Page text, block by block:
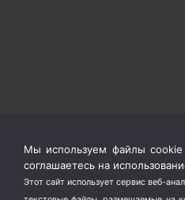
Мы используем файлы cookie
соглашаетесь на
Этот сайт использует сервис веб-